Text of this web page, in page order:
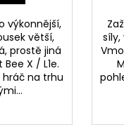
výkonnější,
větší,
prostě jiná
Bee X / L1e.
na trhu